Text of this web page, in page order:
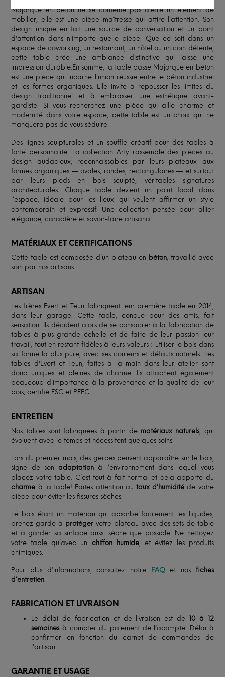
Majorque en béton ne se contente pas d'être un élément de
mobilier, elle est une pièce maîtresse qui attire l'attention. Son
design unique en fait une source de conversation et un point
d'attention dans n'importe quelle pièce. Que ce soit dans un
espace de coworking, un restaurant, un hôtel ou un coin détente,
cette table crée une ambiance distinctive qui laisse une
impression durable.En somme, la table basse Majorque en béton
est une pièce qui incarne l'union réussie entre le béton industriel
et les formes organiques. Elle invite à repousser les limites du
design traditionnel et à embrasser une esthétique avant-
gardiste. Si vous recherchez une pièce qui allie charme et
modernité dans votre espace, cette table est un choix qui ne
manquera pas de vous séduire.
Des lignes sculpturales et un souffle créatif pour des tables à
forte personnalité. La collection Arty rassemble des pièces au
design audacieux, reconnaissables par leurs plateaux aux
formes organiques — ovales, rondes, rectangulaires — et surtout
par leurs pieds en bois sculpté, véritables signatures
architecturales. Chaque table devient un point focal dans
l’espace, idéale pour les lieux qui veulent affirmer un style
contemporain et expressif. Une collection pensée pour allier
élégance, caractère et savoir-faire artisanal.
MATÉRIAUX ET CERTIFICATIONS
Cette table est composée d’un plateau en béton, travaillé avec
soin par nos artisans.
ARTISAN
Les frères Evert et Teun fabriquent leur première table en 2014,
dans leur garage. Cette table, conçue pour des amis, fait
sensation. Ils décident alors de se consacrer à la fabrication de
tables à plus grande échelle et de faire de leur passion leur
travail, tout en restant fidèles à leurs valeurs : utiliser le bois dans
sa forme la plus pure, avec ses couleurs et défauts naturels. Les
tables d'Evert et Teun, faites à la main dans leur atelier sont
donc uniques et pleines de charme. Ils attachent également
beaucoup d'importance à la provenance et la qualité de leur
bois, certifié FSC et PEFC.
ENTRETIEN
Nos tables sont fabriquées à partir de matériaux naturels, qui
évoluent avec le temps et nécessitent quelques soins.
Lors du premier mois, des gerces peuvent apparaître sur le bois,
signe de son adaptationà l’environnement dans lequel vous
placez votre table. C’est tout à fait normal et cela apporte du
charme à la table! Faites attention au taux d’humidité de votre
pièce pour éviter les fissures sèches.
Le bois étant un matériau qui absorbe facilement les liquides,
prenez garde à protéger votre plateau avec des sets de table
et à garder sa surface aussi sèche que possible. Ne nettoyez
votre table qu’avec un chiffon humide, et évitez les produits
chimiques.
Pour plus d’informations, consultez notre FAQet nos fiches
d’entretien.
FABRICATION ET LIVRAISON
Le délai de fabrication et de livraison est de 10 à 12
semainesà compter du paiement de l’acompte. Délai à
confirmer en fonction du carnet de commandes de
l'artisan.
GARANTIE ET USAGE